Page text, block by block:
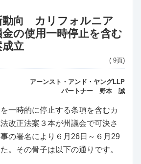
動向 カリフォルニア
の使用一時停止を含む
立
( 9頁)
アーンスト・アンド・ヤングLLP
パートナー 野本 誠
一時的に停止する条項を含むカ
改正法案３本が州議会で可決さ
の署名により６月26日～６月29
。その骨子は以下の通りです。